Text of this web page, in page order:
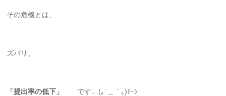
その危機とは、
ズバリ、
「提出率の低下」 です…(｡´＿｀｡)ﾁｰﾝ